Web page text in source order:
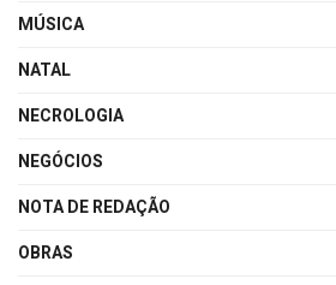
MÚSICA
NATAL
NECROLOGIA
NEGÓCIOS
NOTA DE REDAÇÃO
OBRAS